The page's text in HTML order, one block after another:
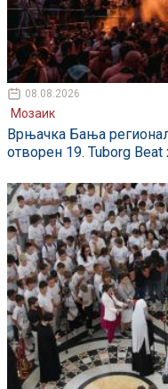
08.08.2026
Мозаик
Врњачка Бања
отворен 19. Tuborg